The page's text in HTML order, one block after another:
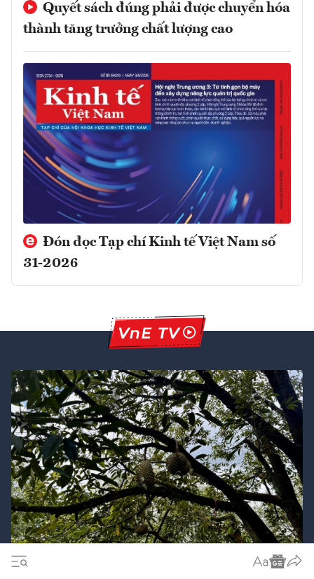
Quyết sách đúng phải được chuyển hóa
thành tăng trưởng chất lượng cao
Đón đọc Tạp chí Kinh tế Việt Nam số
31-2026
Ba giải pháp chiến lược nhằm cán